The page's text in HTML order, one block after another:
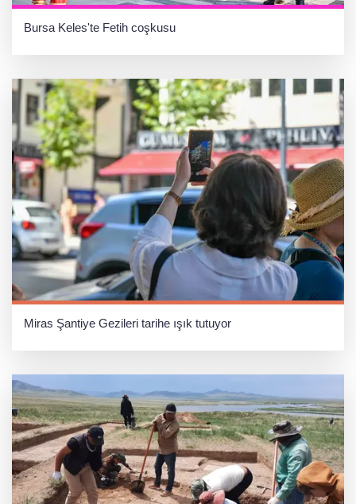
Bursa Keles'te Fetih coşkusu
Miras Şantiye Gezileri tarihe ışık tutuyor